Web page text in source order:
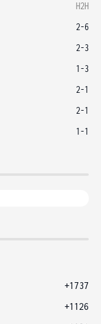
H2H
2-6
2-3
1-3
2-1
2-1
1-1
+1737
+1126